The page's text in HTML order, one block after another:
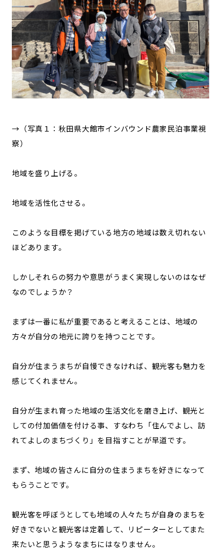
→（写真１：秋田県大館市インバウンド農家民泊事業視
察）
地域を盛り上げる。
地域を活性化させる。
このような目標を掲げている地方の地域は数え切れない
ほどあります。
しかしそれらの努力や意思がうまく実現しないのはなぜ
なのでしょうか？
まずは一番に私が重要であると考えることは、地域の
方々が自分の地元に誇りを持つことです。
自分が住まうまちが自慢できなければ、観光客も魅力を
感じてくれません。
自分が生まれ育った地域の生活文化を磨き上げ、観光と
しての付加価値を付ける事、すなわち「住んでよし、訪
れてよしのまちづくり」を目指すことが早道です。
まず、地域の皆さんに自分の住まうまちを好きになって
もらうことです。
観光客を呼ぼうとしても地域の人々たちが自身のまちを
好きでないと観光客は定着して、リピーターとしてまた
来たいと思うようなまちにはなりません。